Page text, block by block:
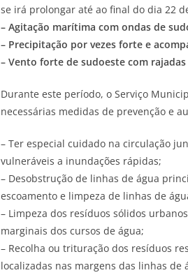
se irá prolongar até ao final do dia 22
– Agitação marítima com ondas de
– Precipitação por vezes forte e
– Vento forte de sudoeste com
Durante este período, o Serviço
necessárias medidas de prevenção e
– Ter especial cuidado na circulação
vulneráveis a inundações rápidas;
– Desobstrução de linhas de água
escoamento e limpeza de linhas de
– Limpeza dos resíduos sólidos
marginais dos cursos de água;
– Recolha ou trituração dos resíduos
localizadas nas margens das linhas de